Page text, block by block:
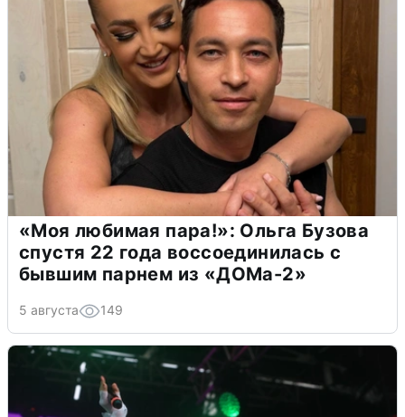
«Моя любимая пара!»: Ольга Бузова
спустя 22 года воссоединилась с
бывшим парнем из «ДОМа-2»
5 августа 149